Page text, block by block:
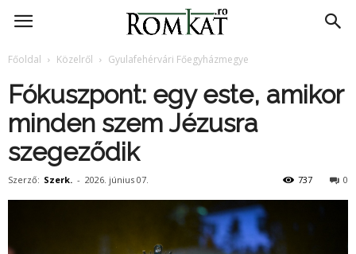
RomKat.ro
Főoldal Közelről Gyulafehérvári Főegyházmegye
Fókuszpont: egy este, amikor
minden szem Jézusra
szegeződik
Szerző: Szerk. - 2026. június 07. 0
737